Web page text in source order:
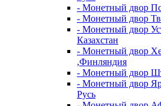
- Монетный двор
- Монетный двор
- Монетный двор
Казахстан
- Монетный двор
,Финляндия
- Монетный двор
- Монетный двор
Русь